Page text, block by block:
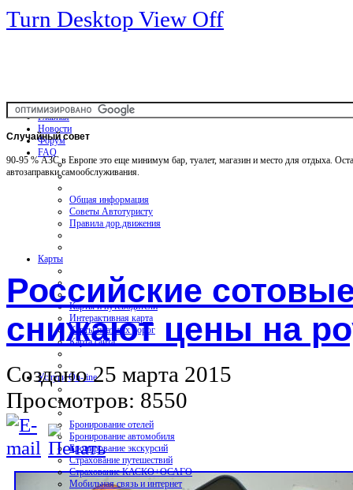
Turn Desktop View Off
Главная
Новости
Форум
FAQ
Общая информация
Советы Автотуристу
Правила дор.движения
Карты
Карты и путеводители
Интерактивная карта
Карты платных дорог
Карта сайта
Услуги On-line
Бронирование отелей
Бронирование автомобиля
Бронирование экскурсий
Страхование путешествий
Страхование КАСКО+ОСАГО
Мобильная связь и интернет
Случайныйсовет
90-95 % АЗС в Европе это еще минимум бар, туалет, магазин и место для отдыха.
автозаправки самообслуживания.
Российские
снижают цены на
Создано 25 марта 2015
Просмотров: 8550